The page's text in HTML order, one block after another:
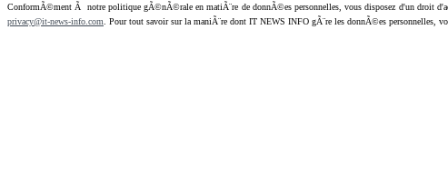
ConformÃ©ment Ã notre politique gÃ©nÃ©rale en matiÃ¨re de donnÃ©es personnelles, vous disposez d'un droit
privacy@it-news-info.com . Pour tout savoir sur la maniÃ¨re dont IT NEWS INFO gÃ¨re les donnÃ©es personnelles,